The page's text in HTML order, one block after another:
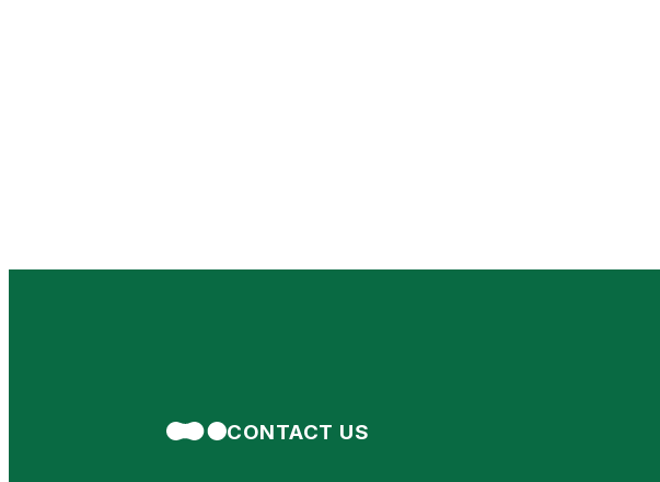
CONTACT US